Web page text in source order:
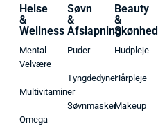
Helse
&
Wellness
Mental
Velvære
Multivitaminer
Omega-
Søvn
&
Afslapning
Puder
Tyngdedyner
Søvnmasker
Beauty
&
Skønhed
Hudpleje
Hårpleje
Makeup